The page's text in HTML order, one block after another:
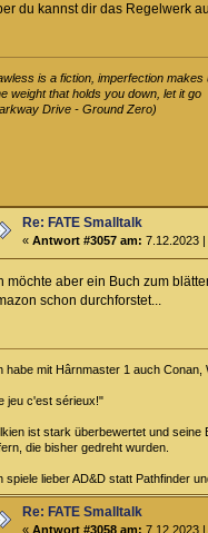
du kannst dir das Regelwerk
is a fiction, imperfection makes
weight that holds you down, let it go
Drive - Ground Zero)
Re: FATE Smalltalk
«Antwort #3057 am: 7.12.2023 |
möchte aber ein Buch zum
schon durchforstet...
habe mit Hârnmaster 1 auch Conan,
jeu c'est sérieux!"
ist stark überbewertet und
die bisher gedreht wurden.
spiele lieber AD&D statt Pathfinder
Re: FATE Smalltalk
«Antwort #3058 am: 7.12.2023 |